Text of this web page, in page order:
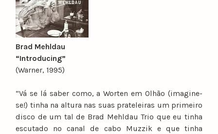
Brad Mehldau
“Introducing”
(Warner, 1995)
“Vá se lá saber como, a Worten em Olhão (imagine-
se!) tinha na altura nas suas prateleiras um primeiro
disco de um tal de Brad Mehldau Trio que eu tinha
escutado no canal de cabo Muzzik e que tinha